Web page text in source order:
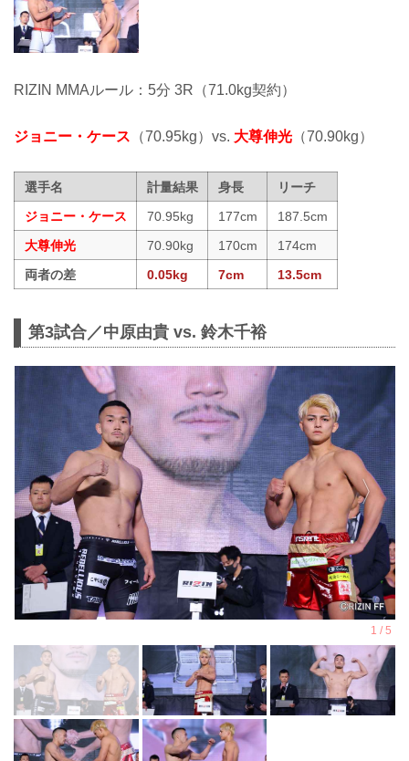
RIZIN MMAルール：5分 3R（71.0kg契約）
ジョニー・ケース （70.95kg）vs. 大尊伸光 （70.90kg）
選手名 計量結果 身長
リーチ
ジョニー・ケース
70.95kg 177cm
187.5cm
大尊伸光
70.90kg 170cm
174cm
両者の差
0.05kg 7cm 13.5cm
第3試合／中原由貴 vs. 鈴木千裕